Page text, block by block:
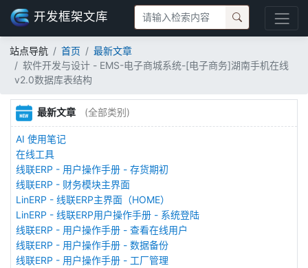
开发框架文库
站点导航 首页
最新文章
软件开发与设计 - EMS-电子商城系统-[电子商务]湖南手机在线
v2.0数据库表结构
最新文章 (全部类别)
AI 使用笔记
在线工具
线联ERP - 用户操作手册 - 存货期初
线联ERP - 财务模块主界面
LinERP - 线联ERP主界面（HOME）
LinERP - 线联ERP用户操作手册 - 系统登陆
线联ERP - 用户操作手册 - 查看在线用户
线联ERP - 用户操作手册 - 数据备份
线联ERP - 用户操作手册 - 工厂管理